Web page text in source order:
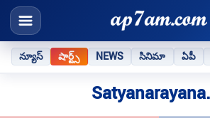
న్యూస్ షార్ట్స్ NEWS సినిమా ఏపీ